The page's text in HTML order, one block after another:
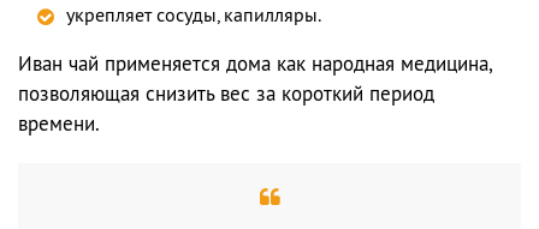
укрепляет сосуды, капилляры.
Иван чай применяется дома как народная медицина,
позволяющая снизить вес за короткий период
времени.